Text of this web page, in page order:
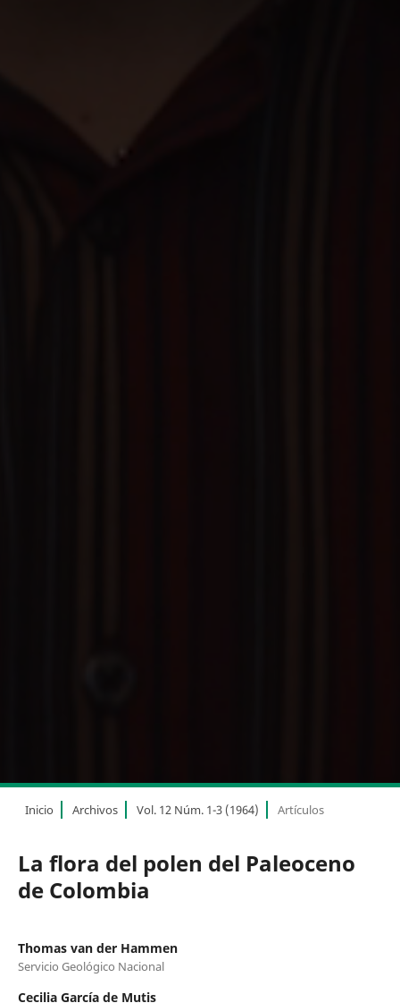
Inicio Archivos Vol. 12 Núm. 1-3 (1964) Artículos
La flora del polen del Paleoceno
de Colombia
Thomas van der Hammen
Servicio Geológico Nacional
Cecilia García de Mutis